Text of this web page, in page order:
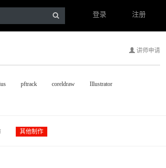
登录 注册
讲师申请
pftrack coreldraw Illustrator
其他制作